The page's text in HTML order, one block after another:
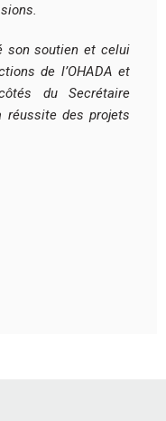
son soutien et celui
de l’OHADA et
du Secrétaire
réussite des projets